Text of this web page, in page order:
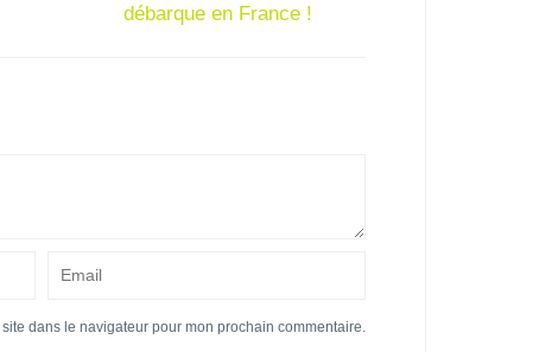
débarque en France !
dans le navigateur pour mon prochain commentaire.